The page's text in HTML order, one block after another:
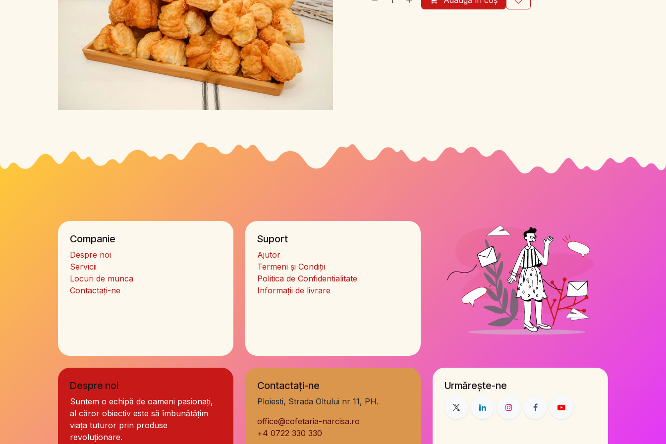
Companie
Despre noi
Servicii
Locuri de munca
Contactați-ne
Suport
Ajutor
Termeni și Condiții
Politica de Confidentialitate
Informații de livrare
Despre noi
Suntem o echipă de oameni pasionați,
al căror obiectiv este să îmbunătățim
viața tuturor prin produse
revoluționare.
Contactați-ne
Ploiesti, Strada Oltului nr 11, PH.
office@cofetaria-narcisa.ro
+4 0722 330 330
Urmărește-ne